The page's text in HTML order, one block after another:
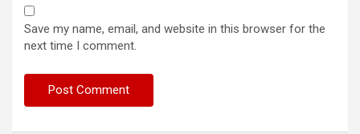
Save my name, email, and website in this browser for the
next time I comment.